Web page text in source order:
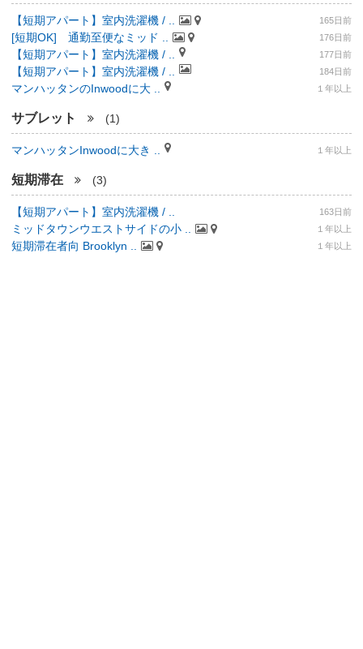
【短期アパート】室内洗濯機 / .. 165日前
[短期OK] 通勤至便なミッド .. 176日前
【短期アパート】室内洗濯機 / .. 177日前
【短期アパート】室内洗濯機 / .. 184日前
マンハッタンのInwoodに大 .. １年以上
サブレット (1)
マンハッタンInwoodに大き .. １年以上
短期滞在 (3)
【短期アパート】室内洗濯機 / .. 163日前
ミッドタウンウエストサイドの小 .. １年以上
短期滞在者向 Brooklyn .. １年以上